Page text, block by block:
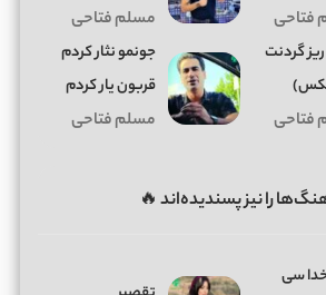
فتاحی مسلم فتاحی
ﮔﺮدﻧﺖ
فتاحی
جونمو نثار کردم
قربون یار کردم
مسلم فتاحی
را نیز پسندیده‌اند 🔥
سی